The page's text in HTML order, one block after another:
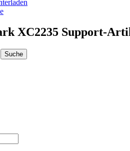
XC2235 Support-
Suche